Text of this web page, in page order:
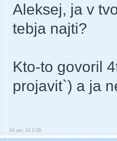
Aleksej, ja v
tebja najti?
Kto-to govoril
projavit`) a ja
04 окт, 10 0:38